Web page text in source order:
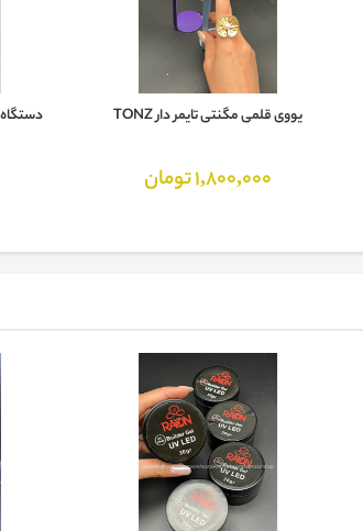
یووی قلمی مگنتی تایمر دار TONZ
1,800,000 تومان